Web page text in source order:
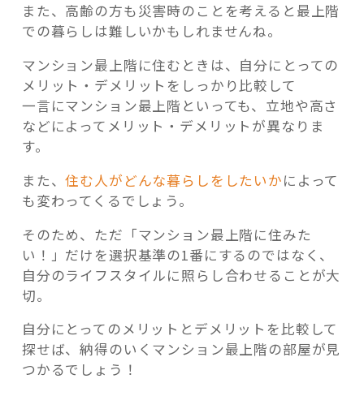
また、高齢の方も災害時のことを考えると最上階
での暮らしは難しいかもしれませんね。
マンション最上階に住むときは、自分にとっての
メリット・デメリットをしっかり比較して
一言にマンション最上階といっても、立地や高さ
などによってメリット・デメリットが異なりま
す。
また、住む人がどんな暮らしをしたいかによって
も変わってくるでしょう。
そのため、ただ「マンション最上階に住みた
い！」だけを選択基準の1番にするのではなく、
自分のライフスタイルに照らし合わせることが大
切。
自分にとってのメリットとデメリットを比較して
探せば、納得のいくマンション最上階の部屋が見
つかるでしょう！